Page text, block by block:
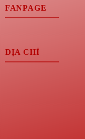
FANPAGE
ĐỊA CHỈ